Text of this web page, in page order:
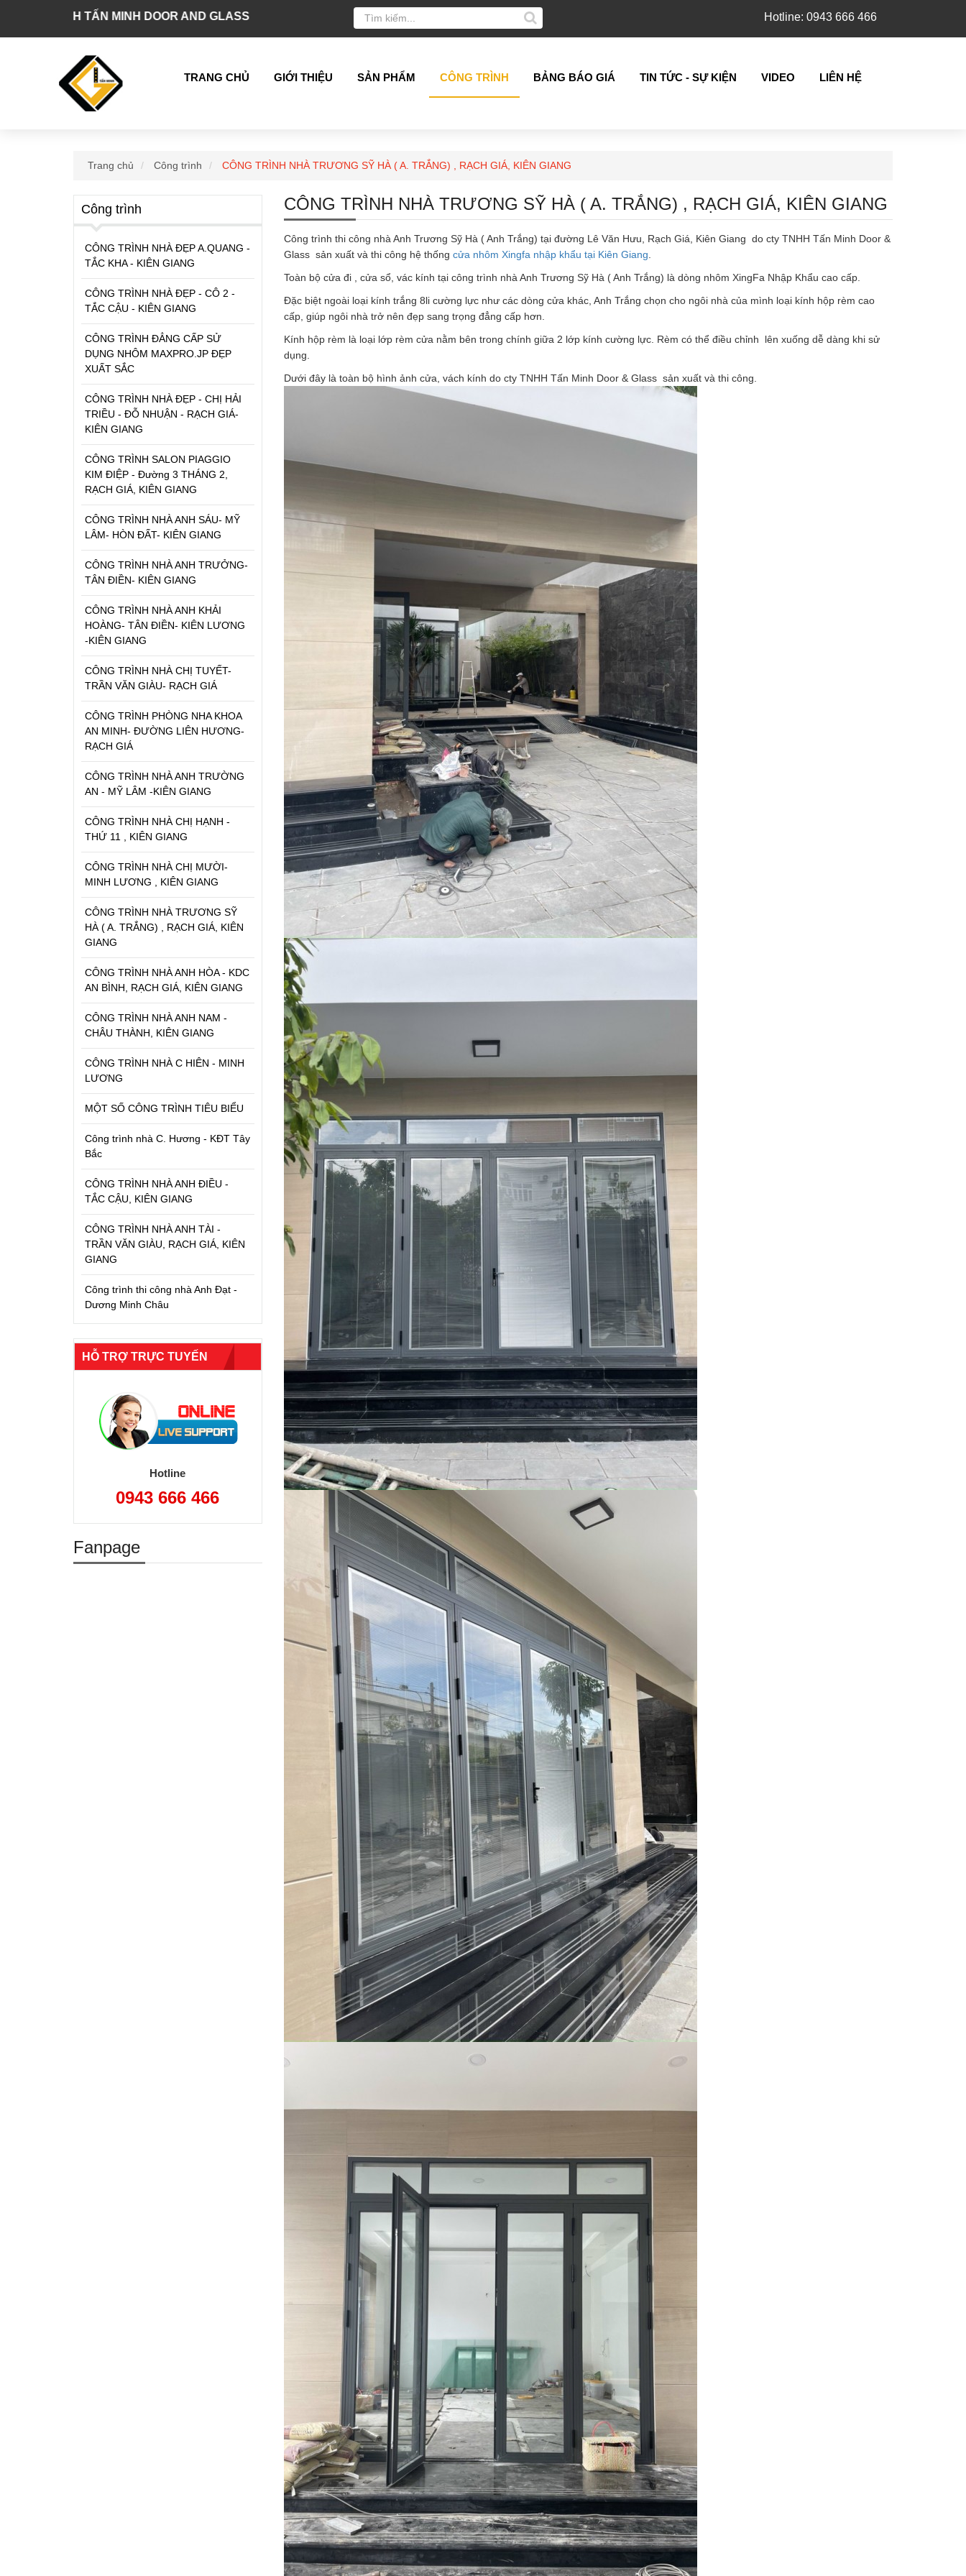
TẤN MINH DOOR AND GLASS Hotline: 0943 666 466
TRANG CHỦ GIỚI THIỆU SẢN PHẨM CÔNG TRÌNH BẢNG BÁO GIÁ TIN TỨC - SỰ KIỆN VIDEO LIÊN HỆ
Trang chủ Công trình CÔNG TRÌNH NHÀ TRƯƠNG SỸ HÀ ( A. TRẮNG) , RẠCH GIÁ, KIÊN GIANG
Công trình
CÔNG TRÌNH NHÀ ĐẸP A.QUANG -
TẮC KHA - KIÊN GIANG
CÔNG TRÌNH NHÀ ĐẸP - CÔ 2 -
TẮC CẬU - KIÊN GIANG
CÔNG TRÌNH ĐẲNG CẤP SỬ
DỤNG NHÔM MAXPRO.JP ĐẸP
XUẤT SẮC
CÔNG TRÌNH NHÀ ĐẸP - CHỊ HẢI
TRIỀU - ĐỖ NHUẬN - RẠCH GIÁ-
KIÊN GIANG
CÔNG TRÌNH SALON PIAGGIO
KIM ĐIỆP - Đường 3 THÁNG 2,
RẠCH GIÁ, KIÊN GIANG
CÔNG TRÌNH NHÀ ANH SÁU- MỸ
LÂM- HÒN ĐẤT- KIÊN GIANG
CÔNG TRÌNH NHÀ ANH TRƯỞNG-
TÂN ĐIỀN- KIÊN GIANG
CÔNG TRÌNH NHÀ ANH KHẢI
HOÀNG- TÂN ĐIỀN- KIÊN LƯƠNG
-KIÊN GIANG
CÔNG TRÌNH NHÀ CHỊ TUYẾT-
TRẦN VĂN GIÀU- RẠCH GIÁ
CÔNG TRÌNH PHÒNG NHA KHOA
AN MINH- ĐƯỜNG LIÊN HƯƠNG-
RẠCH GIÁ
CÔNG TRÌNH NHÀ ANH TRƯỜNG
AN - MỸ LÂM -KIÊN GIANG
CÔNG TRÌNH NHÀ CHỊ HẠNH -
THỨ 11 , KIÊN GIANG
CÔNG TRÌNH NHÀ CHỊ MƯỜI-
MINH LƯƠNG , KIÊN GIANG
CÔNG TRÌNH NHÀ TRƯƠNG SỸ
HÀ ( A. TRẮNG) , RẠCH GIÁ, KIÊN
GIANG
CÔNG TRÌNH NHÀ ANH HÒA - KDC
AN BÌNH, RẠCH GIÁ, KIÊN GIANG
CÔNG TRÌNH NHÀ ANH NAM -
CHÂU THÀNH, KIÊN GIANG
CÔNG TRÌNH NHÀ C HIÊN - MINH
LƯƠNG
MỘT SỐ CÔNG TRÌNH TIÊU BIỂU
Công trình nhà C. Hương - KĐT Tây
Bắc
CÔNG TRÌNH NHÀ ANH ĐIỀU -
TẮC CẬU, KIÊN GIANG
CÔNG TRÌNH NHÀ ANH TÀI -
TRẦN VĂN GIÀU, RẠCH GIÁ, KIÊN
GIANG
Công trình thi công nhà Anh Đạt -
Dương Minh Châu
HỖ TRỢ TRỰC TUYẾN
Hotline
0943 666 466
Fanpage
CÔNG TRÌNH NHÀ TRƯƠNG SỸ HÀ ( A. TRẮNG) , RẠCH GIÁ, KIÊN GIANG
Công trình thi công nhà Anh Trương Sỹ Hà ( Anh Trắng) tại đường Lê Văn Hưu, Rạch Giá, Kiên Giang do cty TNHH Tấn Minh Door &
Glass sản xuất và thi công hệ thống cửa nhôm Xingfa nhập khẩu tại Kiên Giang
Toàn bộ cửa đi , cửa sổ, vác kính tại công trình nhà Anh Trương Sỹ Hà ( Anh Trắng) là dòng nhôm XingFa Nhập Khẩu cao cấp.
Đặc biệt ngoài loại kính trắng 8li cường lực như các dòng cửa khác, Anh Trắng chọn cho ngôi nhà của mình loại kính hộp rèm cao
cấp, giúp ngôi nhà trở nên đẹp sang trọng đẳng cấp hơn.
Kính hộp rèm là loại lớp rèm cửa nằm bên trong chính giữa 2 lớp kính cường lực. Rèm có thể điều chỉnh lên xuống dễ dàng khi sử
dụng.
Dưới đây là toàn bộ hình ảnh cửa, vách kính do cty TNHH Tấn Minh Door & Glass sản xuất và thi công.